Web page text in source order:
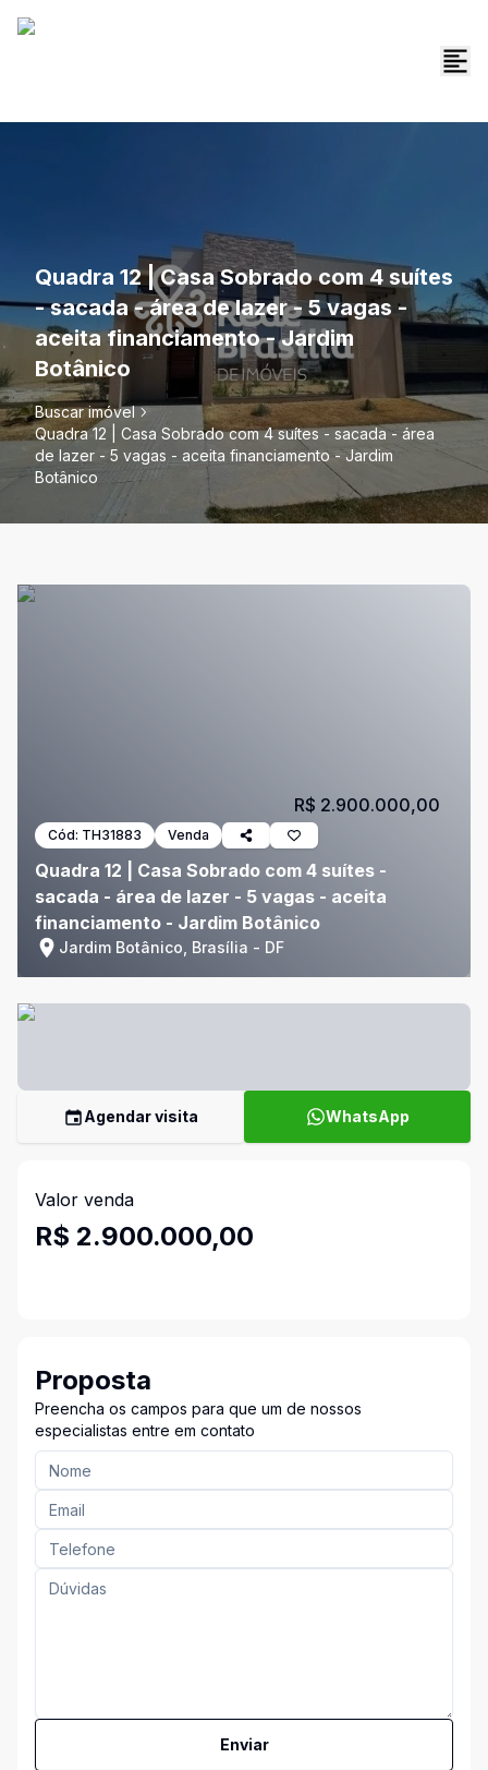
Quadra 12 | Casa Sobrado com 4 suítes
- sacada - área de lazer - 5 vagas -
aceita financiamento - Jardim
Botânico
Buscar imóvel
Quadra 12 | Casa Sobrado com 4 suítes - sacada - área
de lazer - 5 vagas - aceita financiamento - Jardim
Botânico
Cód: TH31883 Venda
Quadra 12 | Casa Sobrado com 4 suítes -
sacada - área de lazer - 5 vagas - aceita
financiamento - Jardim Botânico
Jardim Botânico, Brasília - DF
R$ 2.900.000,00
Agendar visita WhatsApp
Valor venda
R$ 2.900.000,00
Proposta
Preencha os campos para que um de nossos
especialistas entre em contato
Enviar